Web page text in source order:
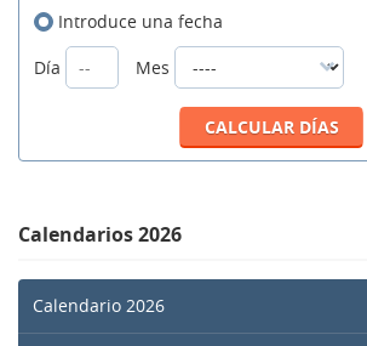
Introduce una fecha
Día
Mes
Calendarios 2026
Calendario 2026